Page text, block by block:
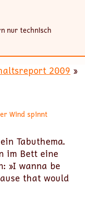
nur technisch
2009 »
Wind spinnt
Tabuthema.
im Bett eine
»I wanna be
that would